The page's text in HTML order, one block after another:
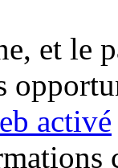
et le
activé